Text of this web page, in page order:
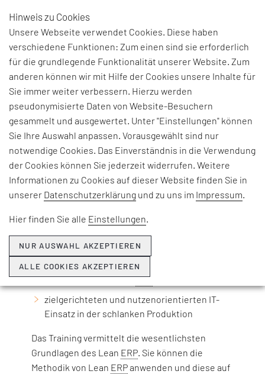
LEAN ERP
Intelligente IT-Unterstützung in
der schlanken Produktion
Ziele & Nutzen
Durch LeanERP(Enterprise Resource Planning)
einERPSystem als Werkzeug zum Umsetzen
von Lean Maßnahmen
die Auflösung des scheinbaren Widerspruchs
zwischen Lean und IT/ERP
zielgerichteten und nutzenorientierten IT-
Einsatz in der schlanken Produktion
Das Training vermittelt die wesentlichsten
Grundlagen des Lean ERP. Sie können die
Methodik von Lean ERPanwenden und diese auf
Hinweis zu Cookies
Unsere Webseite verwendet Cookies. Diese haben
verschiedene Funktionen: Zum einen sind sie erforderlich
für die grundlegende Funktionalität unserer Website. Zum
anderen können wir mit Hilfe der Cookies unsere Inhalte für
Sie immer weiter verbessern. Hierzu werden
pseudonymisierte Daten von Website-Besuchern
gesammelt und ausgewertet. Unter "Einstellungen" können
Sie Ihre Auswahl anpassen. Vorausgewählt sind nur
notwendige Cookies. Das Einverständnis in die Verwendung
der Cookies können Sie jederzeit widerrufen. Weitere
Informationen zu Cookies auf dieser Website finden Sie in
unserer Datenschutzerklärung und zu uns im Impressum.
Hier finden Sie alle Einstellungen.
NUR AUSWAHL AKZEPTIEREN
ALLE COOKIES AKZEPTIEREN